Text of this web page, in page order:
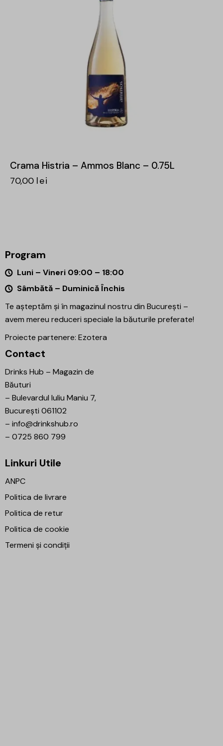
Crama Histria – Ammos Blanc – 0.75L
70,00 lei
Program
Luni – Vineri 09:00 – 18:00
Sâmbătă – Duminică Închis
Te așteptăm și în magazinul nostru din București –
avem mereu reduceri speciale la băuturile preferate!
Proiecte partenere: Ezotera
Contact
Drinks Hub – Magazin de
Băuturi
– Bulevardul Iuliu Maniu 7,
București 061102
– info@drinkshub.ro
– 0725 860 799
Linkuri Utile
ANPC
Politica de livrare
Politica de retur
Politica de cookie
Termeni și condiții